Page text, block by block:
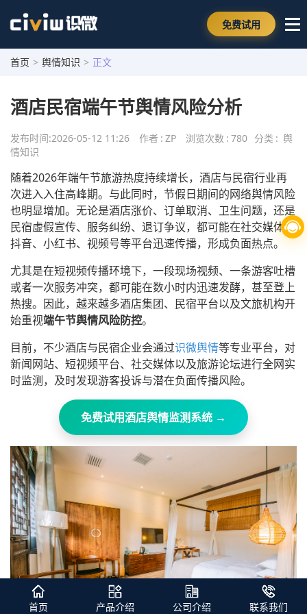
免费试用
首页 > 舆情知识 > 正文
酒店民宿端午节舆情风险分析
发布时间:2026-05-12 11:26 作者 : ZP 浏览次数 : 780 分类 : 舆
情知识
随着2026年端午节旅游热度持续增长，酒店与民宿行业再
次进入入住高峰期。与此同时，节假日期间的网络舆情风险
也明显增加。无论是酒店涨价、订单取消、卫生问题，还是
民宿虚假宣传、服务纠纷、退订争议，都可能在社交媒体、
抖音、小红书、视频号等平台迅速传播，形成负面热点。
尤其是在短视频传播环境下，一段现场视频、一条游客吐槽
或者一次服务冲突，都可能在数小时内迅速发酵，甚至登上
热搜。因此，越来越多酒店集团、民宿平台以及文旅机构开
始重视端午节舆情风险防控。
目前，不少酒店与民宿企业会通过识微舆情等专业平台，对
新闻网站、短视频平台、社交媒体以及旅游论坛进行全网实
时监测，及时发现游客投诉与潜在负面传播风险。
免费试用酒店舆情监测系统 →
首页 产品介绍 公司介绍 联系我们